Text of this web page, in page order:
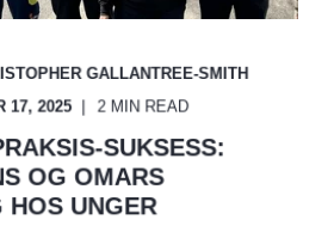
GALLANTREE-SMITH
17, 2025 2 MIN READ
SUKSESS:
OG OMARS
HOS UNGER